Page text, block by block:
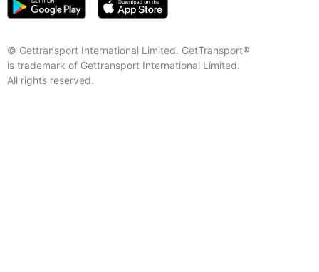
© Gettransport International Limited. GetTransport®
is trademark of Gettransport International Limited.
All rights reserved.